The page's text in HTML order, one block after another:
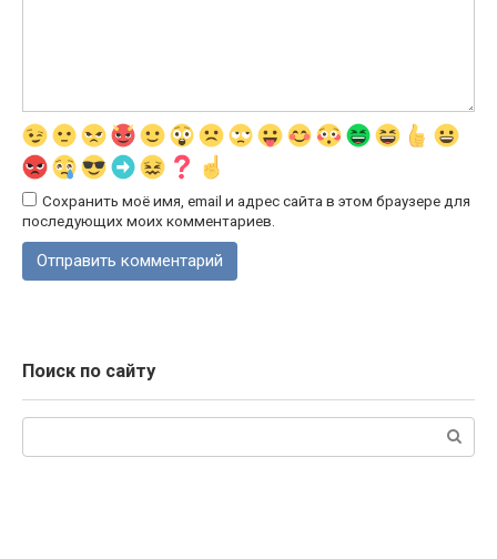
Сохранить моё имя, email и адрес сайта в этом браузере для
последующих моих комментариев.
Поиск по сайту